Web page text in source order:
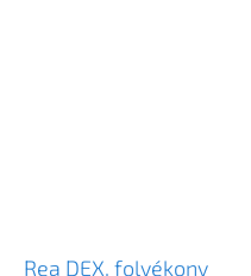
Rea DEX, folyékony